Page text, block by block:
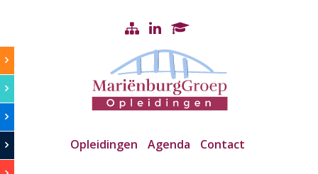
Opleidingen Agenda Contact